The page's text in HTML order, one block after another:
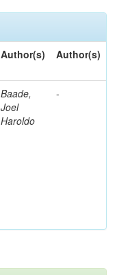
Author(s) Author(s)
Baade,
Joel
Haroldo
-